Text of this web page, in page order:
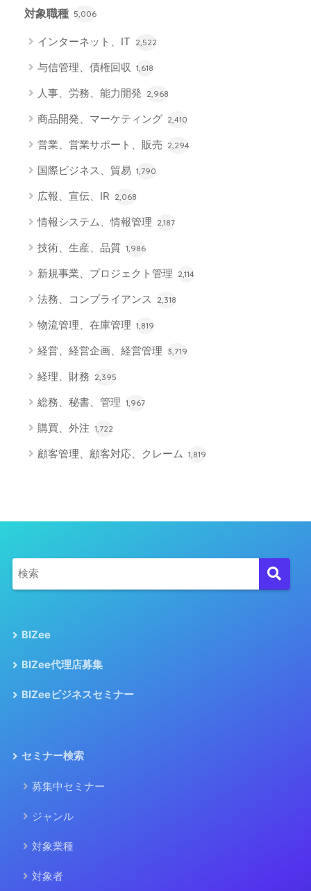
対象職種 5,006
インターネット、IT 2,522
与信管理、債権回収 1,618
人事、労務、能力開発 2,968
商品開発、マーケティング 2,410
営業、営業サポート、販売 2,294
国際ビジネス、貿易 1,790
広報、宣伝、IR 2,068
情報システム、情報管理 2,187
技術、生産、品質 1,986
新規事業、プロジェクト管理 2,114
法務、コンプライアンス 2,318
物流管理、在庫管理 1,819
経営、経営企画、経営管理 3,719
経理、財務 2,395
総務、秘書、管理 1,967
購買、外注 1,722
顧客管理、顧客対応、クレーム 1,819
BIZee
BIZee代理店募集
BIZeeビジネスセミナー
セミナー検索
募集中セミナー
ジャンル
対象業種
対象者